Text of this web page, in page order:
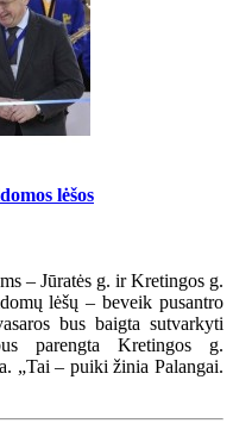
lėšos
– Jūratės g. ir Kretingos g.
lėšų – beveik pusantro
bus baigta sutvarkyti
parengta Kretingos g.
„Tai – puiki žinia Palangai.